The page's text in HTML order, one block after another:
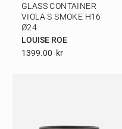
GLASS CONTAINER
VIOLA S SMOKE H16
Ø24
LOUISE ROE
1399.00 Kr